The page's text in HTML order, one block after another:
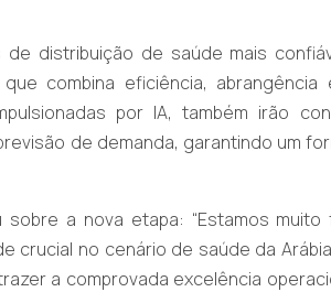
distribuição de saúde mais
combina eficiência, abrangência
por IA, também irão
de demanda, garantindo um
sobre a nova etapa: “Estamos
crucial no cenário de saúde da
a comprovada excelência